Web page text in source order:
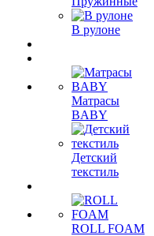
В рулоне
Матрасы
BABY
Детский
текстиль
ROLL FOAM